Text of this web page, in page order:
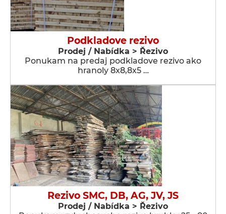
Podkladove rezivo
Prodej / Nabídka > Řezivo
Ponukam na predaj podkladove rezivo ako
hranoly 8x8,8x5 …
Rezivo SMC, DB, AG, JV, JS
Prodej / Nabídka > Řezivo